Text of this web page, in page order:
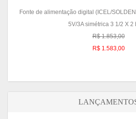
Fonte de alimentação digital (ICEL/
5V/3A simétrica 3 1/2 X 2
R$ 1.853,00
R$ 1.583,00